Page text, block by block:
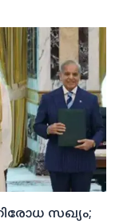
സഖ്യം;